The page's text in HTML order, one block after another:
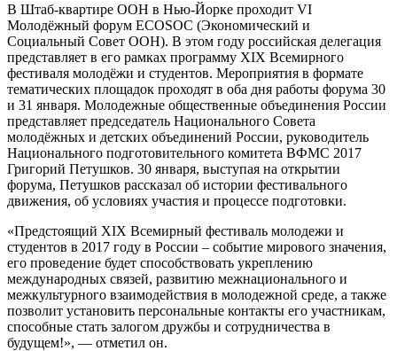
В Штаб-квартире ООН в Нью-Йорке проходит VI
Молодёжный форум ECOSOC (Экономический и
Социальный Совет ООН). В этом году российская делегация
представляет в его рамках программу XIX Всемирного
фестиваля молодёжи и студентов. Мероприятия в формате
тематических площадок проходят в оба дня работы форума 30
и 31 января. Молодежные общественные объединения России
представляет председатель Национального Совета
молодёжных и детских объединений России, руководитель
Национального подготовительного комитета ВФМС 2017
Григорий Петушков. 30 января, выступая на открытии
форума, Петушков рассказал об истории фестивального
движения, об условиях участия и процессе подготовки.
«Предстоящий XIX Всемирный фестиваль молодежи и
студентов в 2017 году в России – событие мирового значения,
его проведение будет способствовать укреплению
международных связей, развитию межнационального и
межкультурного взаимодействия в молодежной среде, а также
позволит установить персональные контакты его участникам,
способные стать залогом дружбы и сотрудничества в
будущем!», — отметил он.